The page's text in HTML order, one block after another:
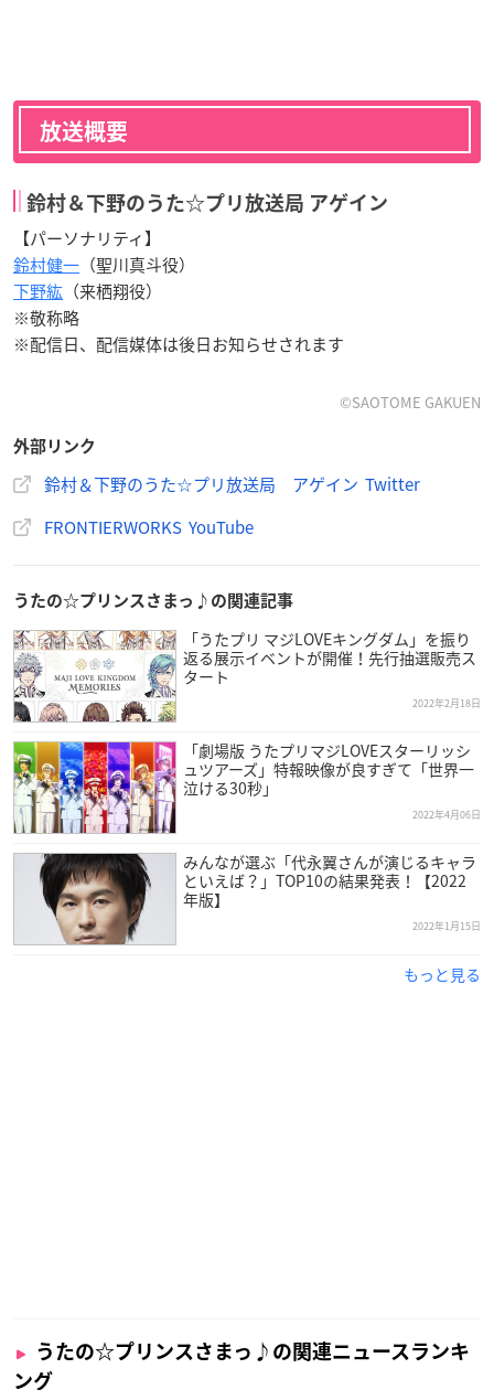
放送概要
鈴村＆下野のうた☆プリ放送局 アゲイン
【パーソナリティ】
鈴村健一 （聖川真斗役）
下野紘 （来栖翔役）
※敬称略
※配信日、配信媒体は後日お知らせされます
©SAOTOME GAKUEN
外部リンク
鈴村＆下野のうた☆プリ放送局 アゲイン Twitter
FRONTIERWORKS YouTube
うたの☆プリンスさまっ♪の関連記事
「うたプリ マジLOVEキングダム」を振り
返る展示イベントが開催！先行抽選販売ス
タート
2022年2月18日
「劇場版 うたプリマジLOVEスターリッシ
ュツアーズ」特報映像が良すぎて「世界一
泣ける30秒」
2022年4月06日
みんなが選ぶ「代永翼さんが演じるキャラ
といえば？」TOP10の結果発表！【2022
年版】
2022年1月15日
もっと見る
うたの☆プリンスさまっ♪の関連ニュースランキ
ング